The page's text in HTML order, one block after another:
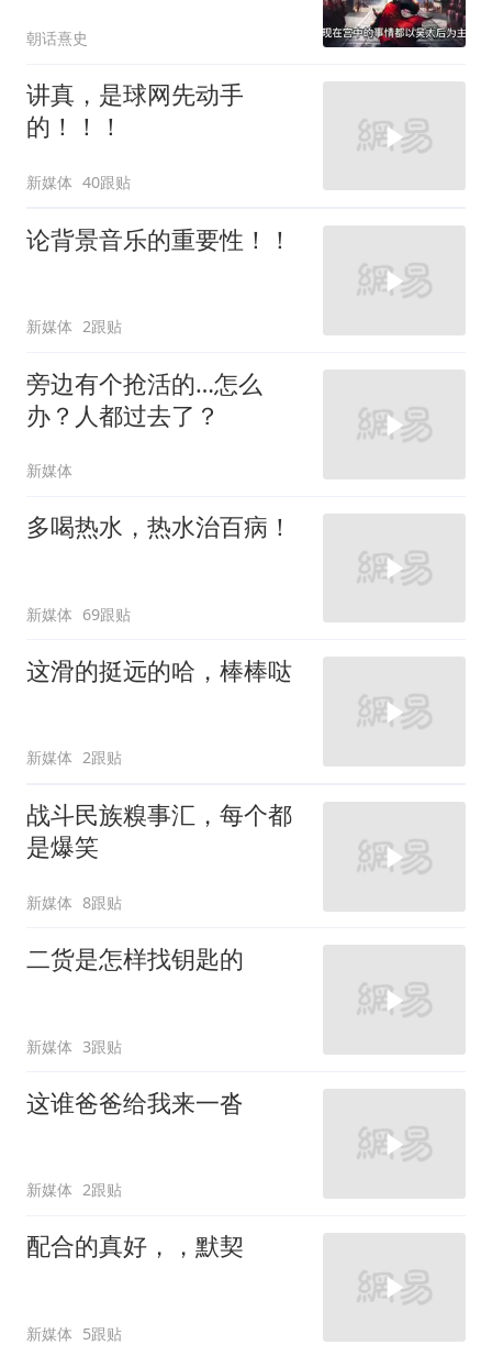
朝话熹史
讲真，是球网先动手
的！！！
新媒体 40跟贴
论背景音乐的重要性！！
新媒体 2跟贴
旁边有个抢活的…怎么
办？人都过去了？
新媒体
多喝热水，热水治百病！
新媒体 69跟贴
这滑的挺远的哈，棒棒哒
新媒体 2跟贴
战斗民族糗事汇，每个都
是爆笑
新媒体 8跟贴
二货是怎样找钥匙的
新媒体 3跟贴
这谁爸爸给我来一沓
新媒体 2跟贴
配合的真好，，默契
新媒体 5跟贴